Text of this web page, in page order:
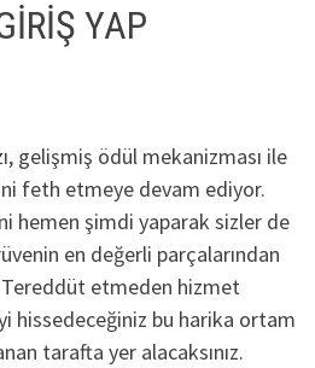
YAP
gelişmiş ödül mekanizması ile
feth etmeye devam ediyor.
hemen şimdi yaparak sizler de
en değerli parçalarından
etmeden hizmet
hissedeceğiniz bu harika ortam
tarafta yer alacaksınız.